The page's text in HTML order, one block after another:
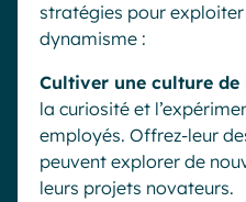
stratégies pour
dynamisme :
Cultiver une culture
la curiosité et
employés. Offrez-leur
peuvent explorer de
leurs projets novateurs.